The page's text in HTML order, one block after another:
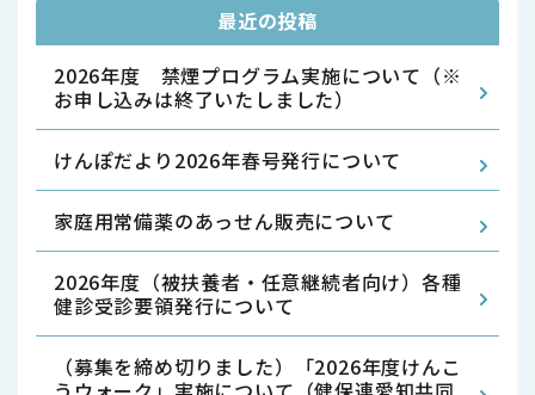
最近の投稿
2026年度 禁煙プログラム実施について（※
お申し込みは終了いたしました）
けんぽだより2026年春号発行について
家庭用常備薬のあっせん販売について
2026年度（被扶養者・任意継続者向け）各種
健診受診要領発行について
（募集を締め切りました）「2026年度けんこ